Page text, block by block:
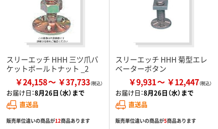
スリーエッチ HHH 三ツ爪バ
ケットボールトナット _2
￥24,158 ￥37,733
お届け日：8月26日（水）まで
直送品
販売単位違いの商品が12商品あります
スリーエッチ HHH 菊型エレ
ベーターボタン
￥9,931 ￥12,447
お届け日：8月26日（水）まで
直送品
販売単位違いの商品が5商品あります